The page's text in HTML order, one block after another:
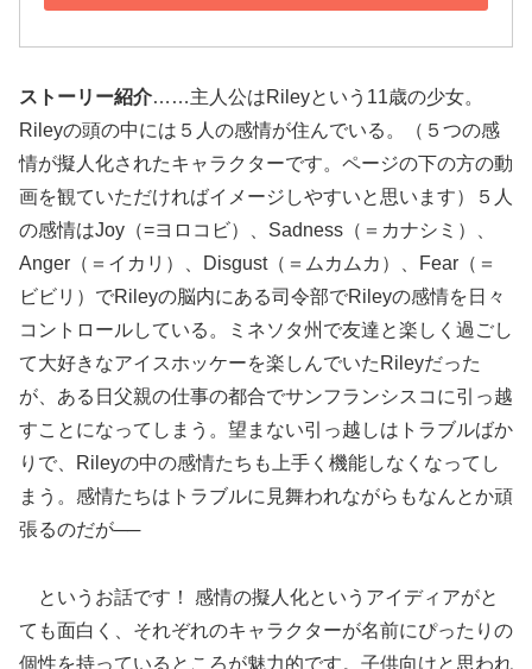
ストーリー紹介……主人公はRileyという11歳の少女。
Rileyの頭の中には５人の感情が住んでいる。（５つの感
情が擬人化されたキャラクターです。ページの下の方の動
画を観ていただければイメージしやすいと思います）５人
の感情はJoy（=ヨロコビ）、Sadness（＝カナシミ）、
Anger（＝イカリ）、Disgust（＝ムカムカ）、Fear（＝
ビビリ）でRileyの脳内にある司令部でRileyの感情を日々
コントロールしている。ミネソタ州で友達と楽しく過ごし
て大好きなアイスホッケーを楽しんでいたRileyだった
が、ある日父親の仕事の都合でサンフランシスコに引っ越
すことになってしまう。望まない引っ越しはトラブルばか
りで、Rileyの中の感情たちも上手く機能しなくなってし
まう。感情たちはトラブルに見舞われながらもなんとか頑
張るのだが──
というお話です！ 感情の擬人化というアイディアがと
ても面白く、それぞれのキャラクターが名前にぴったりの
個性を持っているところが魅力的です。子供向けと思われ